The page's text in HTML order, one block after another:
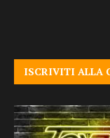
ISCRIVITI ALLA